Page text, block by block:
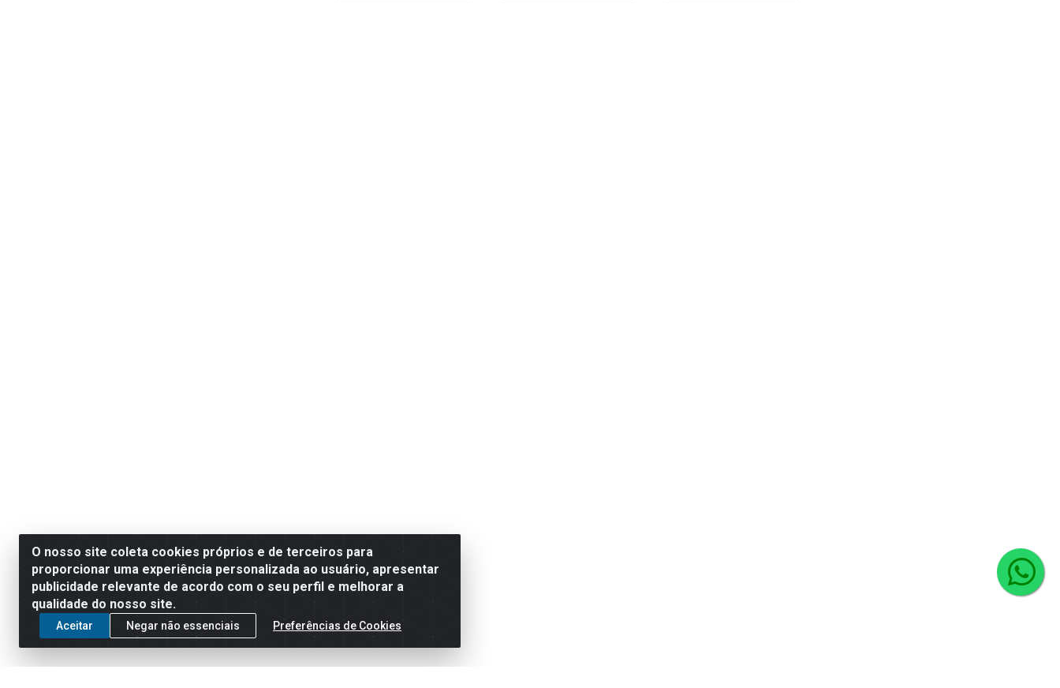
O nosso site coleta cookies próprios e de terceiros para
proporcionar uma experiência personalizada ao usuário, apresentar
publicidade relevante de acordo com o seu perfil e melhorar a
qualidade do nosso site.
Aceitar Negar não essenciais Preferências de Cookies